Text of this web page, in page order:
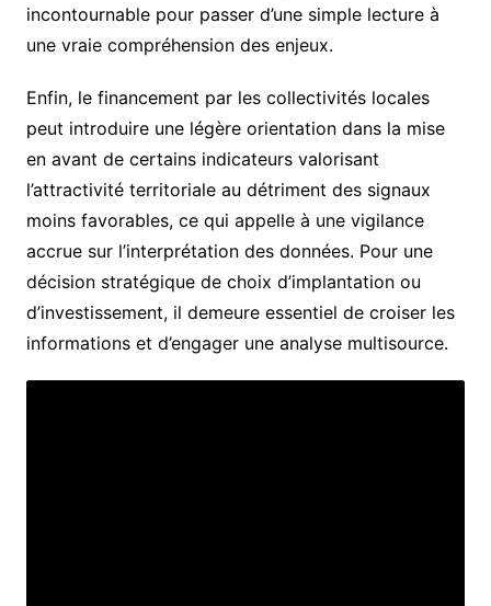
incontournable pour passer d’une simple lecture à
une vraie compréhension des enjeux.
Enfin, le financement par les collectivités locales
peut introduire une légère orientation dans la mise
en avant de certains indicateurs valorisant
l’attractivité territoriale au détriment des signaux
moins favorables, ce qui appelle à une vigilance
accrue sur l’interprétation des données. Pour une
décision stratégique de choix d’implantation ou
d’investissement, il demeure essentiel de croiser les
informations et d’engager une analyse multisource.